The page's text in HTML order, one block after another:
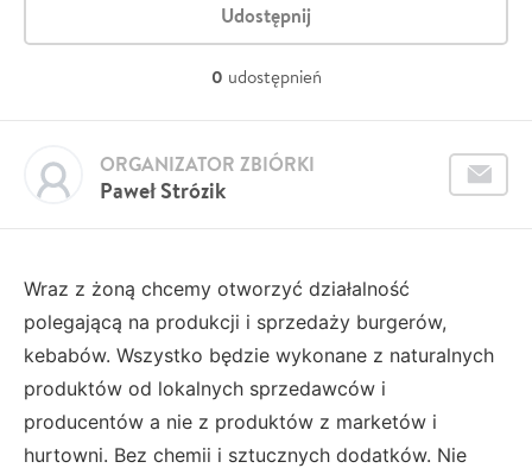
Udostępnij
0 udostępnień
Paweł Strózik
ORGANIZATOR ZBIÓRKI
Wraz z żoną chcemy otworzyć działalność
polegającą na produkcji i sprzedaży burgerów,
kebabów. Wszystko będzie wykonane z naturalnych
produktów od lokalnych sprzedawców i
producentów a nie z produktów z marketów i
hurtowni. Bez chemii i sztucznych dodatków. Nie